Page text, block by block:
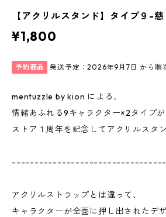
【アクリルスタンド】タイプ９-慈
¥1,800
予約商品 発送予定：2026年9月7日 から順
mentuzzle by kion による、
情緒あふれる9キャラクター×2タイプが
ストア１周年を記念してアクリルスタ
----------------------------------
アクリルストラップとは違って、
キャラクターが全面に押し出されたデ